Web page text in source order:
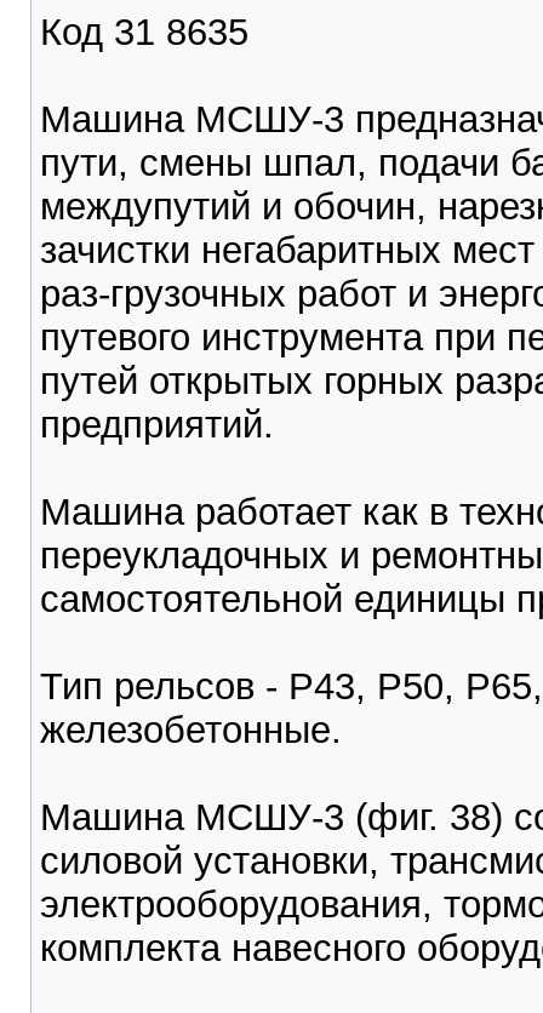
Код 31 8635
Машина МСШУ-3
пути, смены шпал, подачи
междупутий и обочин,
зачистки негабаритных
раз-грузочных работ и
путевого инструмента при
путей открытых горных
предприятий.
Машина работает как в
переукладочных и
самостоятельной единицы
Тип рельсов - Р43, Р50,
железобетонные.
Машина МСШУ-3 (фиг. 38)
силовой установки,
электрооборудования,
комплекта навесного